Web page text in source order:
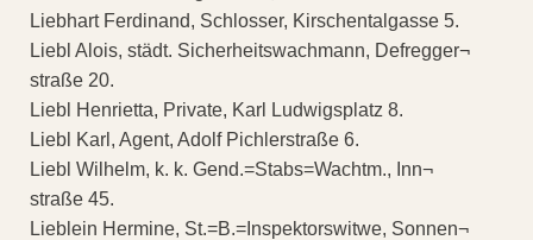
Liebhart Ferdinand, Schlosser, Kirschentalgasse 5.
Liebl Alois, städt. Sicherheitswachmann, Defregger¬
straße 20.
Liebl Henrietta, Private, Karl Ludwigsplatz 8.
Liebl Karl, Agent, Adolf Pichlerstraße 6.
Liebl Wilhelm, k. k. Gend.=Stabs=Wachtm., Inn¬
straße 45.
Lieblein Hermine, St.=B.=Inspektorswitwe, Sonnen¬